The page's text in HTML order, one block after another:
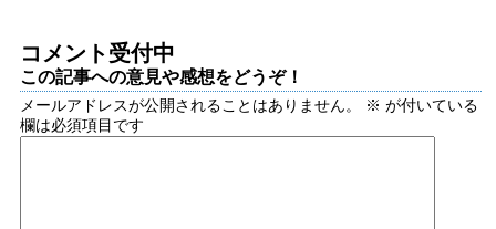
コメント受付中
この記事への意見や感想をどうぞ！
メールアドレスが公開されることはありません。 ※ が付いている
欄は必須項目です